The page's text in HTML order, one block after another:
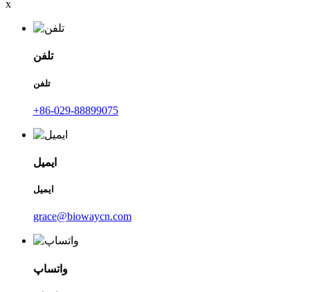
x
تلفن
تلفن
‎+86-029-88899075‎
ایمیل
ایمیل
grace@biowaycn.com
واتساپ